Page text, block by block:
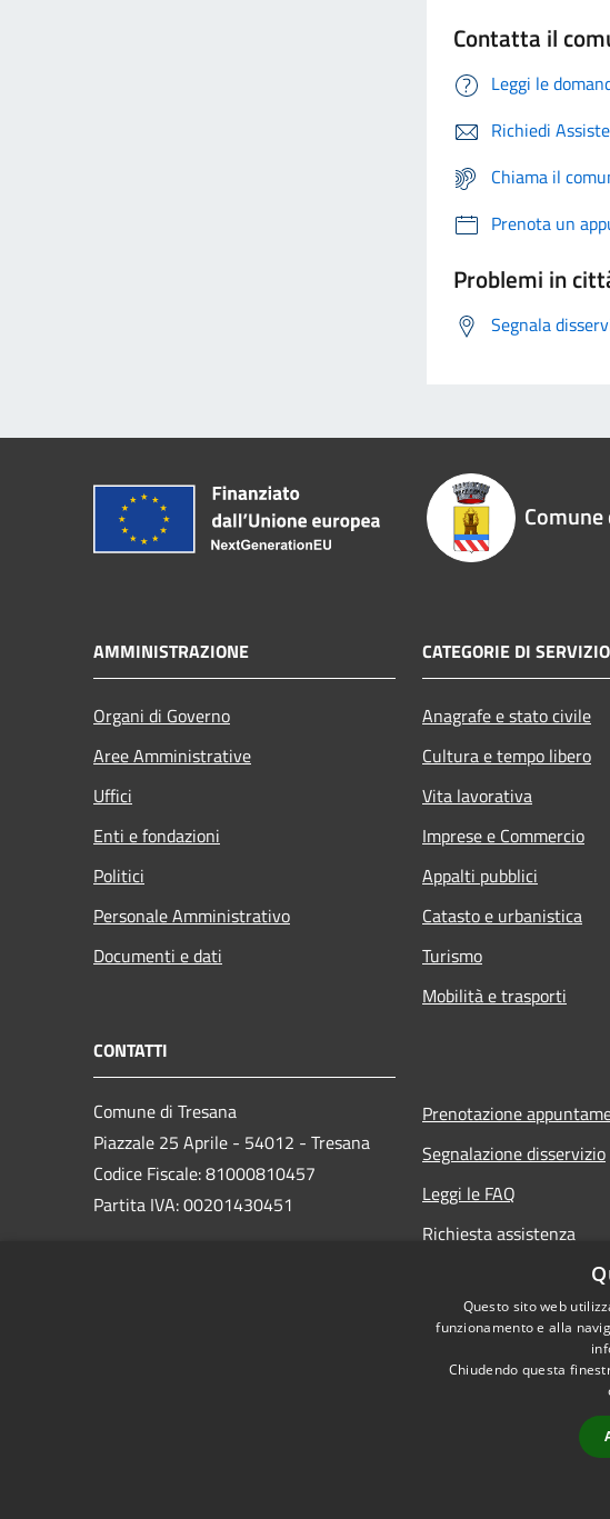
Contatta il
Leggi le
Richiedi
Chiama il
Prenota un
Problemi in
Segnala
AMMINISTRAZIONE
Organi di Governo
Aree Amministrative
Uffici
Enti e fondazioni
Politici
Personale Amministrativo
Documenti e dati
CATEGORIE DI SERVIZIO
Anagrafe e stato civile
Cultura e tempo libero
Vita lavorativa
Imprese e Commercio
Appalti pubblici
Catasto e urbanistica
Turismo
Mobilità e trasporti
CONTATTI
Comune di Tresana
Piazzale 25 Aprile - 54012 - Tresana
Codice Fiscale: 81000810457
Partita IVA: 00201430451
Prenotazione
Segnalazione disservizio
Leggi le FAQ
Richiesta assistenza
Questo sito web
funzionamento e alla
Chiudendo questa